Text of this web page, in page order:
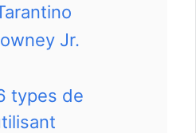
Jr.
types de